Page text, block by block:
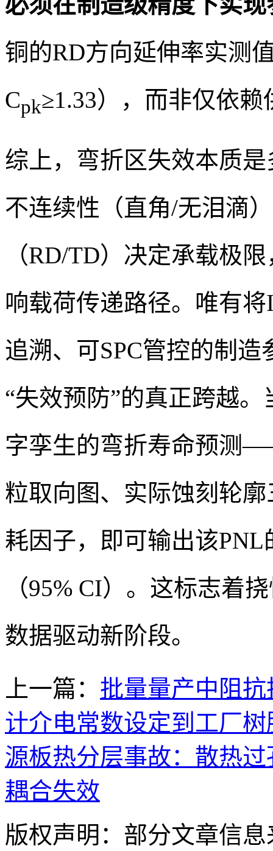
铜的RD方向延伸率实测
Cpk≥1.33），而非仅依
综上，弯折区失效本质
不连续性（直角/无泪滴
（RD/TD）决定承载极
响载荷传递路径。唯有
追溯、可SPC管控的制
“失效预防”的真正跨越
字孪生的弯折寿命预测
粒取向图、实际蚀刻轮
耗因子，即可输出该
（95% CI）。这标志着
数据驱动新阶段。
上一篇： 批量量产中阻
计介电常数设定到工厂
源板热分层事故：散热
耦合失效
版权声明：部分文章信